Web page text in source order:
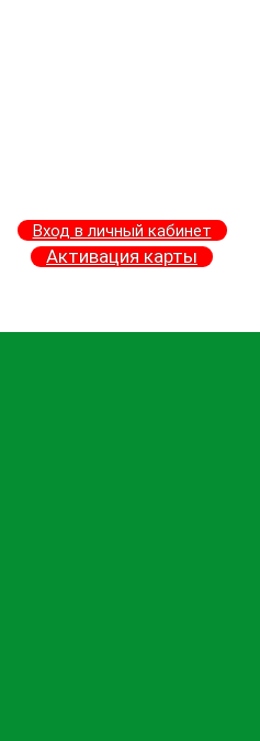
Вход в личный кабинет
Активация карты